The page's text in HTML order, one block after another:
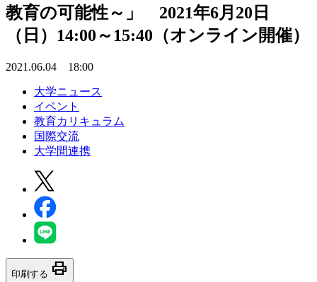
教育の可能性～」 2021年6月20日
（日）14:00～15:40（オンライン開催）
2021.06.04 18:00
大学ニュース
イベント
教育カリキュラム
国際交流
大学間連携
印刷する print